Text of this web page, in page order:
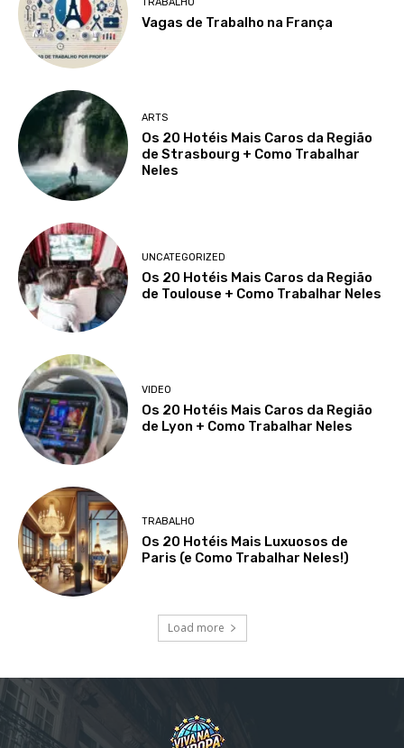
Vagas de Trabalho na França
ARTS
Os 20 Hotéis Mais Caros da Região
de Strasbourg + Como Trabalhar
Neles
UNCATEGORIZED
Os 20 Hotéis Mais Caros da Região
de Toulouse + Como Trabalhar Neles
VIDEO
Os 20 Hotéis Mais Caros da Região
de Lyon + Como Trabalhar Neles
TRABALHO
Os 20 Hotéis Mais Luxuosos de
Paris (e Como Trabalhar Neles!)
Load more